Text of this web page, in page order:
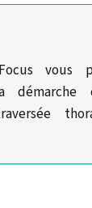
vous
démarche